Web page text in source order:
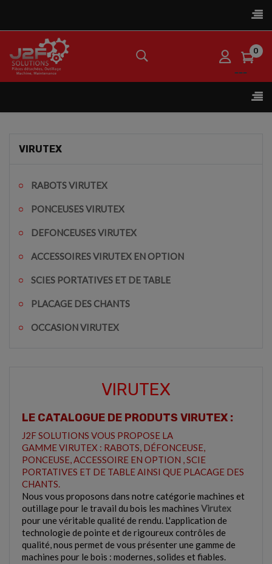
la
☰
0
la
☰
VIRUTEX
RABOTS VIRUTEX
PONCEUSES VIRUTEX
DEFONCEUSES VIRUTEX
ACCESSOIRES VIRUTEX EN OPTION
SCIES PORTATIVES ET DE TABLE
PLACAGE DES CHANTS
OCCASION VIRUTEX
VIRUTEX
LE CATALOGUE DE PRODUTS VIRUTEX :
J2F SOLUTIONS VOUS PROPOSE LA
GAMME VIRUTEX : RABOTS, DÉFONCEUSE,
PONCEUSE, ACCESSOIRE EN OPTION , SCIE
PORTATIVES ET DE TABLE AINSI QUE PLACAGE DES
CHANTS.
Nous vous proposons dans notre catégorie machines et
outillage pour le travail du bois les machines Virutex
pour une véritable qualité de rendu. L'application de
technologie de pointe et de rigoureux contrôles de
qualité, nous permet de vous présenter une gamme de
machines pour le bois : modernes, solides et fiables.